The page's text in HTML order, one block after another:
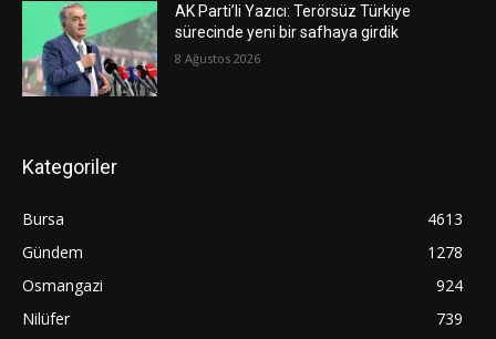
AK Parti’li Yazıcı: Terörsüz Türkiye
sürecinde yeni bir safhaya girdik
8 Ağustos 2026
Kategoriler
Bursa
4613
Gündem
1278
Osmangazi
924
Nilüfer
739